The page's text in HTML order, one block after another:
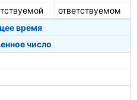
ответствуемом
время
число